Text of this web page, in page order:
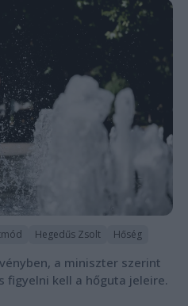
Hegedűs Zsolt Hőség
a miniszter szerint
figyelni kell a hőguta jeleire.